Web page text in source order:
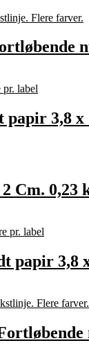
3,8
Cm. 0,23
papir 3,8